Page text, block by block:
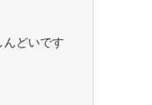
どいです